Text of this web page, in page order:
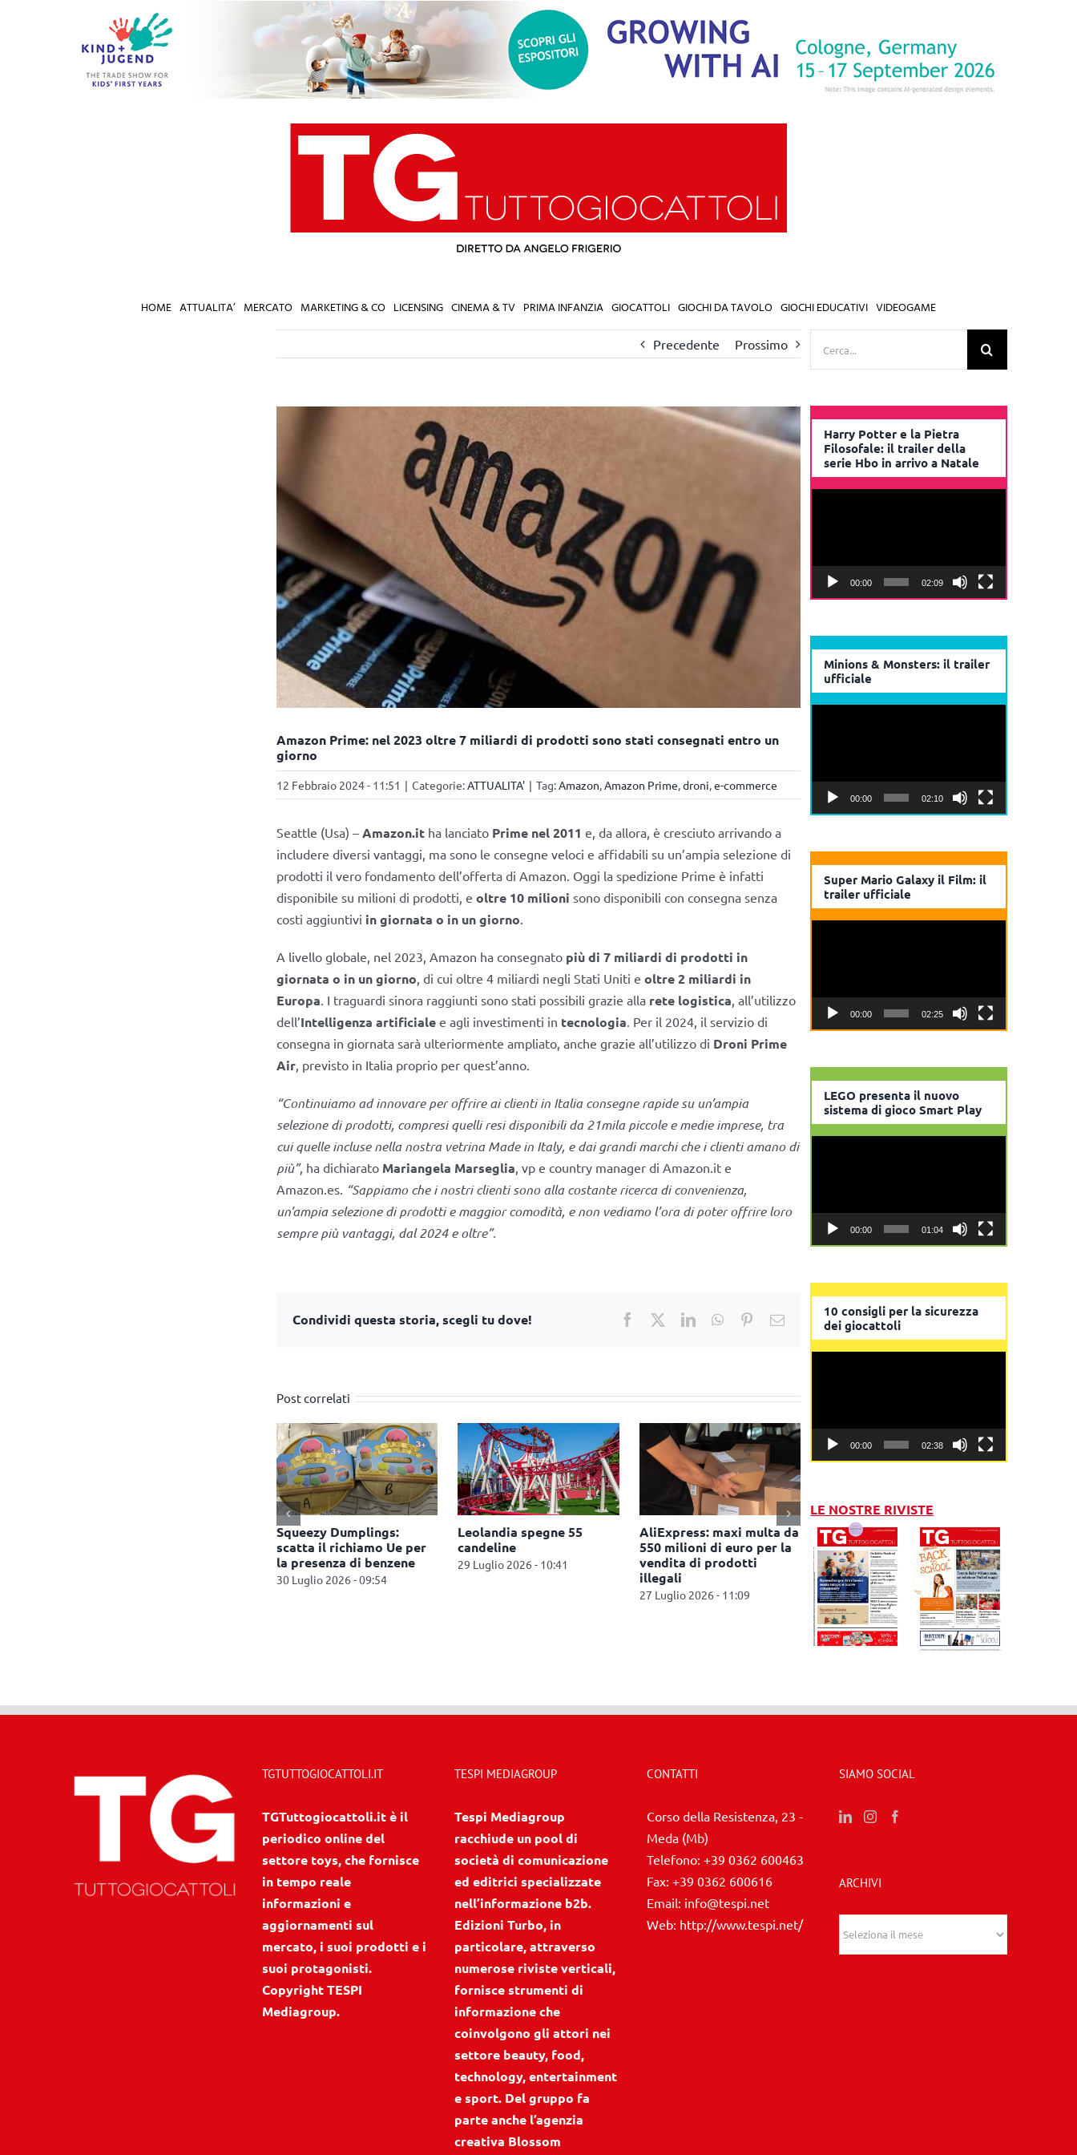
HOME ATTUALITA’ MERCATO MARKETING & CO LICENSING CINEMA & TV PRIMA INFANZIA GIOCATTOLI GIOCHI DA TAVOLO GIOCHI EDUCATIVI VIDEOGAME
Precedente Prossimo
Amazon Prime: nel 2023 oltre 7 miliardi di prodotti sono stati consegnati entro un
giorno
12 Febbraio 2024 - 11:51 | Categorie:ATTUALITA' | Tag:Amazon,Amazon Prime,droni,e-commerce
Seattle (Usa) – Amazon.itha lanciato Prime nel 2011 e, da allora, è cresciuto arrivando a
includere diversi vantaggi, ma sono le consegne veloci e affidabili su un’ampia selezione di
prodotti il vero fondamento dell’offerta di Amazon. Oggi la spedizione Prime è infatti
disponibile su milioni di prodotti, e oltre 10 milioni sono disponibili con consegna senza
costi aggiuntivi in giornata o in un giorno
A livello globale, nel 2023, Amazon ha consegnato più di 7 miliardi di prodotti in
giornata o in un giorno , di cui oltre 4 miliardi negli Stati Uniti e oltre 2 miliardi in
Europa . I traguardi sinora raggiunti sono stati possibili grazie alla rete logistica , all’utilizzo
dell’Intelligenza artificialee agli investimenti in tecnologia . Per il 2024, il servizio di
consegna in giornata sarà ulteriormente ampliato, anche grazie all’utilizzo di Droni Prime
Air, previsto in Italia proprio per quest’anno.
“Continuiamo ad innovare per offrire ai clienti in Italia consegne rapide su un’ampia
selezione di prodotti, compresi quelli resi disponibili da 21mila piccole e medie imprese, tra
cui quelle incluse nella nostra vetrina Made in Italy, e dai grandi marchi che i clienti amano di
più”, ha dichiarato Mariangela Marseglia , vp e country manager di Amazon.it e
Amazon.es. “Sappiamo che i nostri clienti sono alla costante ricerca di convenienza,
un’ampia selezione di prodotti e maggior comodità, e non vediamo l’ora di poter offrire loro
sempre più vantaggi, dal 2024 e oltre”.
Condividi questa storia, scegli tu dove! Facebook LinkedInWhatsApp
PinterestEmail
Post correlati
Squeezy Dumplings:
scatta il richiamo Ue per
la presenza di benzene
30 Luglio 2026 - 09:54
Leolandia spegne 55
candeline
29 Luglio 2026 - 10:41
AliExpress: maxi multa da
550 milioni di euro per la
vendita di prodotti
illegali
27 Luglio 2026 - 11:09
Harry Potter e la Pietra
Filosofale: il trailer della
serie Hbo in arrivo a Natale
00:00 02:09
Minions & Monsters: il trailer
ufficiale
00:00 02:10
Super Mario Galaxy il Film: il
trailer ufficiale
00:00 02:25
LEGO presenta il nuovo
sistema di gioco Smart Play
00:00 01:04
10 consigli per la sicurezza
dei giocattoli
00:00 02:38
LE NOSTRE RIVISTE
TGTUTTOGIOCATTOLI.IT
TGTuttogiocattoli.it è il
periodico online del
settore toys, che fornisce
in tempo reale
informazioni e
aggiornamenti sul
mercato, i suoi prodotti e i
suoi protagonisti.
Copyright TESPI
Mediagroup.
TESPI MEDIAGROUP
Tespi Mediagroup
racchiude un pool di
società di comunicazione
ed editrici specializzate
nell’informazione b2b.
Edizioni Turbo, in
particolare, attraverso
numerose riviste verticali,
fornisce strumenti di
informazione che
coinvolgono gli attori nei
settore beauty, food,
technology, entertainment
e sport. Del gruppo fa
parte anche l’agenzia
creativa Blossom
CONTATTI
Corso della Resistenza, 23 -
Meda (Mb)
Telefono: +39 0362 600463
Fax: +39 0362 600616
Email: info@tespi.net
Web: http://www.tespi.net/
SIAMO SOCIAL
ARCHIVI